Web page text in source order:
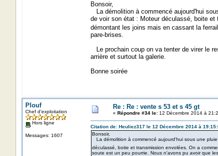
Bonsoir,
La démolition à commencé aujourd'hui
de voir son état : Moteur déculassé, boite
démontant les joins mais en cassant la
pare-brises.
Le prochain coup on va tenter de virer le
arrière et surtout la galerie.
Bonne soirée
Plouf
Chef d'exploitation
Hors ligne
Messages: 1607
Re : Re : vente s 53 et s 45 gt
« Répondre #34 le:12 Décembre 2014 à
Citation de: Heuliez317 le 12 Décembre 2014 à
Bonsoir,
La démolition à commencé aujourd'hui sous une
déculassé, boite et transmission envolées. On a
soute est un peu pourrie. Nous n'avons pu avoir que